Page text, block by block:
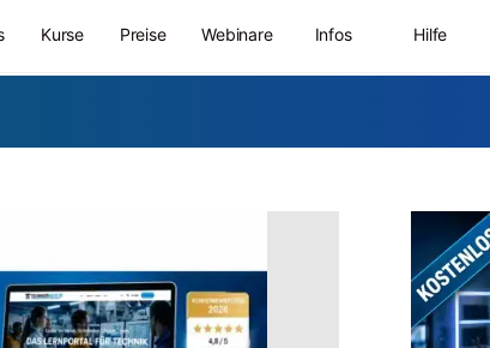
Kurse Preise Webinare Infos Hilfe